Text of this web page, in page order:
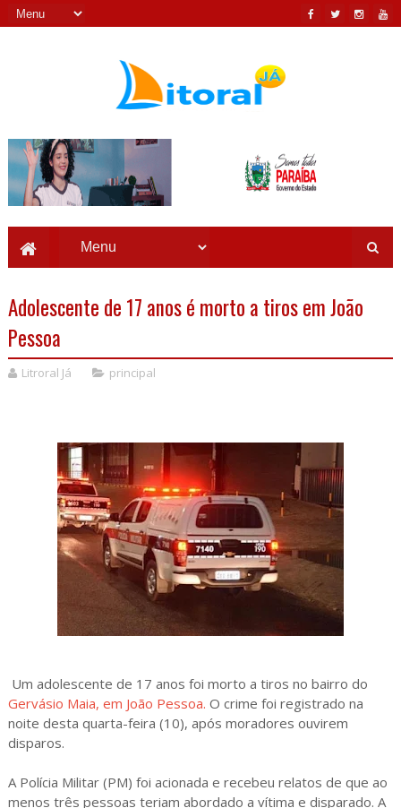
Adolescente de 17 anos é morto a tiros em João
Pessoa
Litroral Já principal
Um adolescente de 17 anos foi morto a tiros no bairro do
Gervásio Maia, em João Pessoa. O crime foi registrado na
noite desta quarta-feira (10), após moradores ouvirem
disparos.
A Polícia Militar (PM) foi acionada e recebeu relatos de que ao
menos três pessoas teriam abordado a vítima e disparado. A